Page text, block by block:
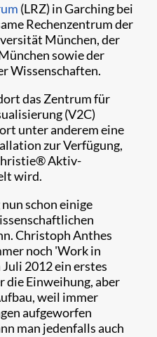
(LRZ) in Garching bei
Rechenzentrum der
München, der
sowie der
Wissenschaften.
das Zentrum für
(V2C)
unter anderem eine
zur Verfügung,
®Aktiv-
wird.
schon einige
Christoph Anthes
noch 'Work in
2012 ein erstes
die Einweihung, aber
weil immer
aufgeworfen
man jedenfalls auch